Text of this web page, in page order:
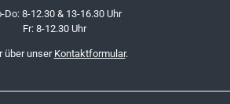
Do: 8-12.30 & 13-16.30 Uhr
Fr: 8-12.30 Uhr
über unser Kontaktformular.